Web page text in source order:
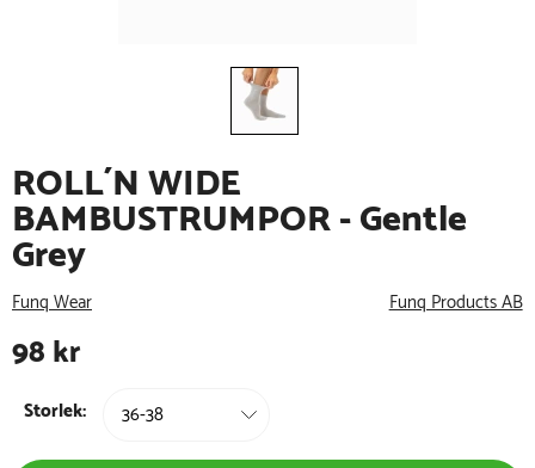
ROLL´N WIDE
BAMBUSTRUMPOR - Gentle
Grey
Funq Wear Funq Products AB
98kr
Storlek: